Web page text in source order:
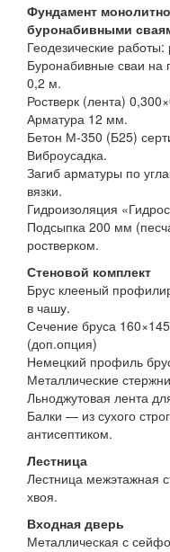
Фундамент
буронабивными
Геодезические
Буронабивные сваи на
0,2 м.
Ростверк (лента)
Арматура 12 мм.
Бетон М-350 (Б25)
Виброусадка.
Загиб арматуры по
вязки.
Гидроизоляция
Подсыпка 200 мм
ростверком.
Стеновой комплект
Брус клееный
в чашу.
Сечение бруса
(доп.опция)
Немецкий профиль
Металлические
Льноджутовая лента
Балки — из сухого
антисептиком.
Лестница
Лестница межэтажная
хвоя.
Входная дверь
Металлическая с